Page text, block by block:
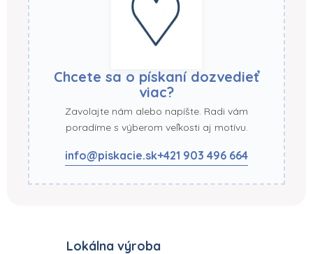
Chcete sa o pískaní dozvedieť
viac?
Zavolajte nám alebo napíšte. Radi vám
poradíme s výberom veľkosti aj motívu.
info@piskacie.sk+421 903 496 664
Lokálna výroba